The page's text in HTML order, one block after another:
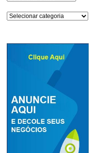
Categorias